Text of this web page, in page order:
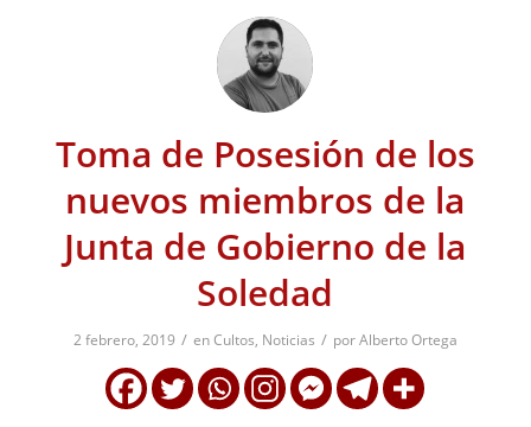
Toma de Posesión de los
nuevos miembros de la
Junta de Gobierno de la
Soledad
2 febrero, 2019 / enCultos, Noticias / porAlberto Ortega